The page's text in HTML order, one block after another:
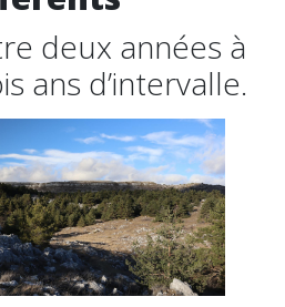
deux années à
ans d’intervalle.